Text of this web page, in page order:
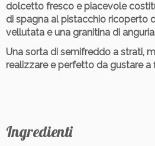
dolcetto fresco e piacevole
di spagna al pistacchio ricoperto
vellutata e una granitina di
Una sorta di semifreddo a strati,
realizzare e perfetto da gustare a
Ingredienti